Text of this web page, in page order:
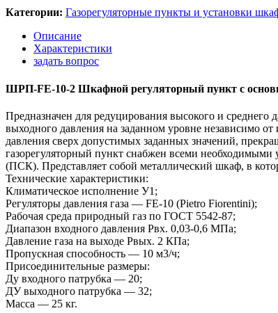
Категории: Газорегуляторные пункты и установки
Описание
Характеристики
задать вопрос
ШРП-FE-10-2 Шкафной регуляторный пункт с
Предназначен для редуцирования высокого и
выходного давления на заданном уровне независимо
давления сверх допустимых заданных значений,
газорегуляторный пункт снабжен всеми
(ПСК). Представляет собой металлический шкаф, в
Технические характеристики:
Климатическое исполнение У1;
Регуляторы давления газа — FE-10 (Pietro Fiorentini);
Рабочая среда природный газ по ГОСТ 5542-87;
Диапазон входного давления Рвх. 0,03-0,6 МПа;
Давление газа на выходе Рвых. 2 КПа;
Пропускная способность — 10 м3/ч;
Присоединительные размеры:
Ду входного патрубка — 20;
ДУ выходного патрубка — 32;
Масса — 25 кг.